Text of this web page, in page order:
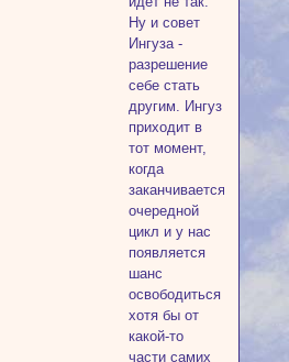
Ну и совет
Ингуза -
разрешение
себе стать
другим. Ингуз
приходит в
тот момент,
когда
заканчивается
очередной
цикл и у нас
появляется
шанс
освободиться
хотя бы от
какой-то
части самих